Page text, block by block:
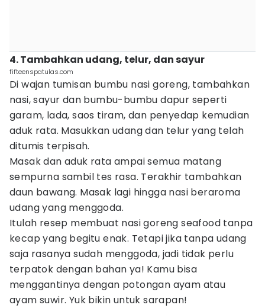
4. Tambahkan udang, telur, dan sayur
fifteenspatulas.com
Di wajan tumisan bumbu nasi goreng, tambahkan
nasi, sayur dan bumbu-bumbu dapur seperti
garam, lada, saos tiram, dan penyedap kemudian
aduk rata. Masukkan udang dan telur yang telah
ditumis terpisah.
Masak dan aduk rata ampai semua matang
sempurna sambil tes rasa. Terakhir tambahkan
daun bawang. Masak lagi hingga nasi beraroma
udang yang menggoda.
Itulah resep membuat nasi goreng seafood tanpa
kecap yang begitu enak. Tetapi jika tanpa udang
saja rasanya sudah menggoda, jadi tidak perlu
terpatok dengan bahan ya! Kamu bisa
menggantinya dengan potongan ayam atau
ayam suwir. Yuk bikin untuk sarapan!